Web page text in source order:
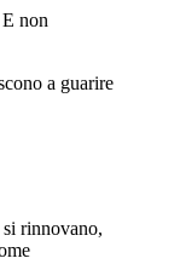
non
a guarire
rinnovano,